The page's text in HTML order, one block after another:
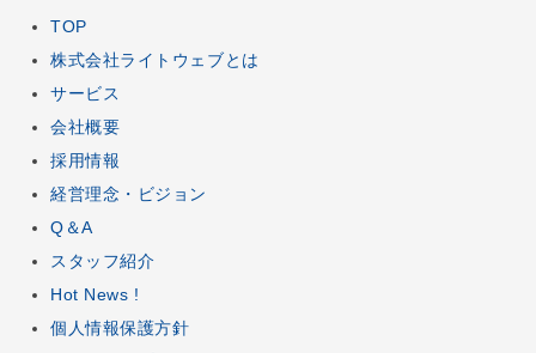
TOP
株式会社ライトウェブとは
サービス
会社概要
採用情報
経営理念・ビジョン
Q＆A
スタッフ紹介
Hot News !
個人情報保護方針